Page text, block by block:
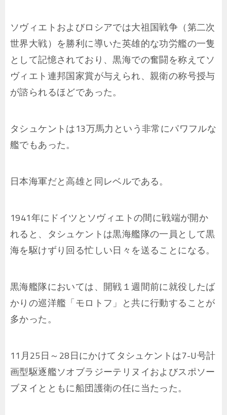
ソヴィエトおよびロシアでは大祖国戦争（第二次
世界大戦）を勝利に導いた英雄的な功労艦の一隻
として記憶されており、黒海での奮闘を称えてソ
ヴィエト連邦国家賞が与えられ、親衛の称号授与
が諮られるほどであった。
タシュケントは13万馬力という非常にパワフルな
艦でもあった。
日本海軍だと高雄と同レベルである。
1941年にドイツとソヴィエトの間に戦端が開か
れると、タシュケントは黒海艦隊の一員として黒
海を駆けずり回る忙しい日々を送ることになる。
黒海艦隊においては、開戦１週間前に就役したば
かりの巡洋艦「モロトフ」と共に行動することが
多かった。
11月25日～28日にかけてタシュケントは7-U号計
画型駆逐艦ソオブラジーテリヌイおよびスポソー
ブヌイとともに船団護衛の任に当たった。